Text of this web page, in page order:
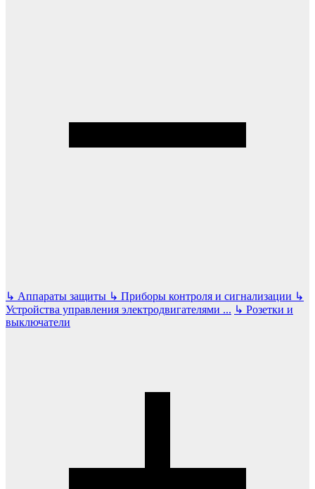
↳ Аппараты защиты ↳ Приборы контроля и сигнализации ↳
Устройства управления электродвигателями ... ↳ Розетки и
выключатели